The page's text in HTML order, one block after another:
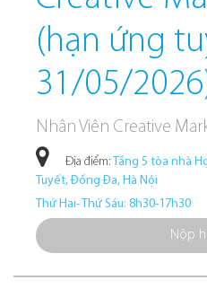
(hạn ứng
31/05/
Nhân Viên Creative
Địa điểm: Tầng 5 tòa nhà
Tuyết, Đống Đa, Hà Nội
Thứ Hai- Thứ Sáu: 8h30-17h30
Nộp